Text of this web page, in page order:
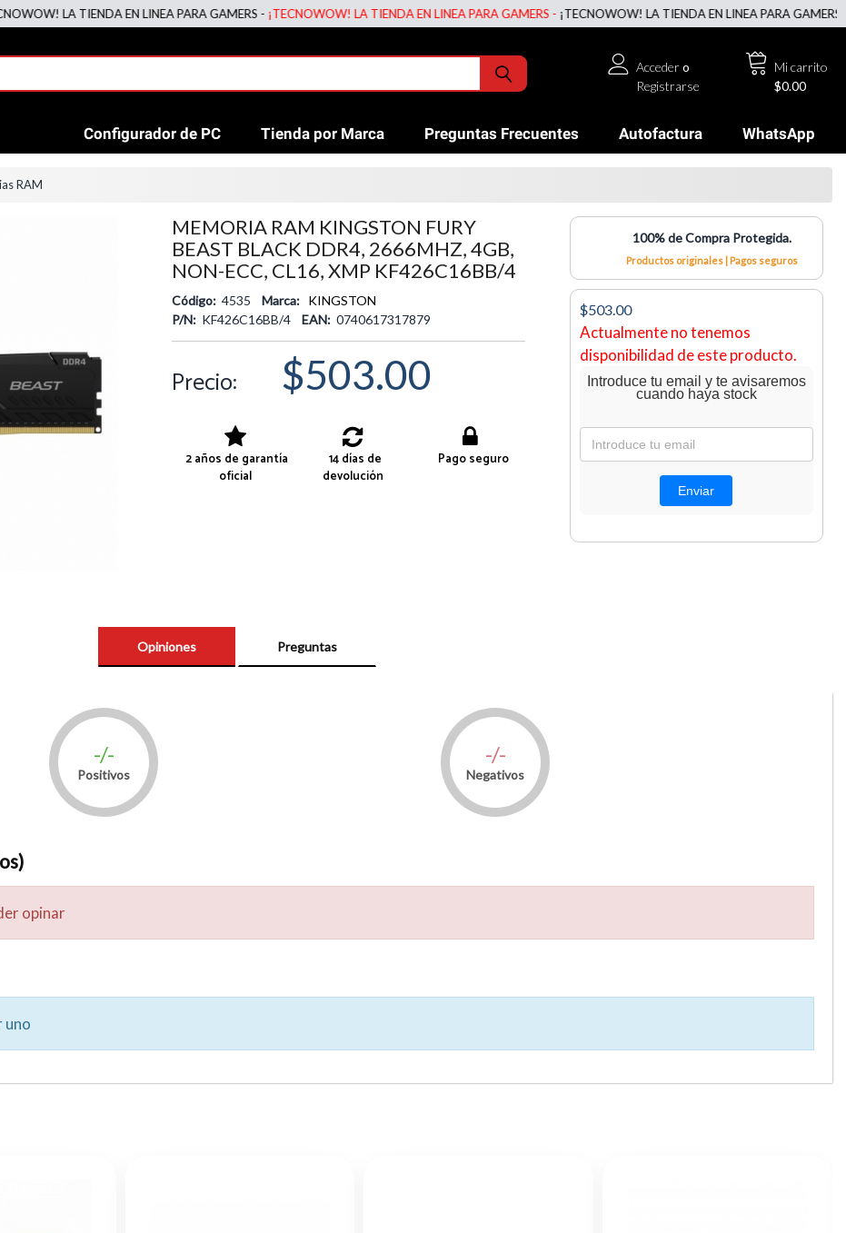
LA TIENDA EN LINEA PARA GAMERS -¡TECNOWOW! LA TIENDA EN LINEA PARA GAMERS -¡TECNOWOW! LA TIENDA EN LINEA PARA GAMERS -
Mi carrito
$0.00
Accedero
Registrarse
Configurador de PC Tienda por Marca Preguntas Frecuentes Autofactura WhatsApp
RAM
MEMORIA RAM KINGSTON FURY
BEAST BLACK DDR4, 2666MHZ, 4GB,
NON-ECC, CL16, XMP KF426C16BB/4
Código: 4535 Marca: KINGSTON
P/N: KF426C16BB/4 EAN: 0740617317879
Precio: $503.00
2 años de garantía
oficial
14 días de
devolución
Pago seguro
100% de Compra Protegida.
Productos originales | Pagos seguros
$503.00
Actualmente no tenemos
disponibilidad de este producto.
Introduce tu email y te avisaremos
cuando haya stock
Opiniones Preguntas
-/-
Positivos
-/-
Negativos
opinar
uno